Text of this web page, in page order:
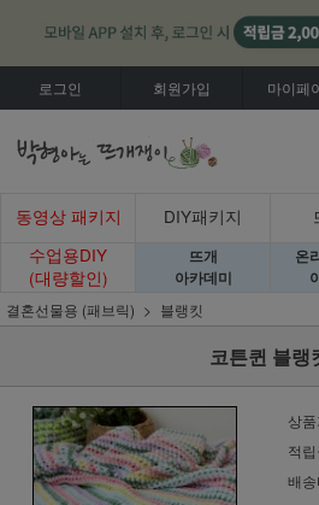
로그인 회원가입 마이페
동영상 패키지 DIY패키지
수업용DIY
(대량할인)
뜨개
아카데미
온
결혼선물용 (패브릭) 블랭킷
코튼퀸 블랭
상
적
배송